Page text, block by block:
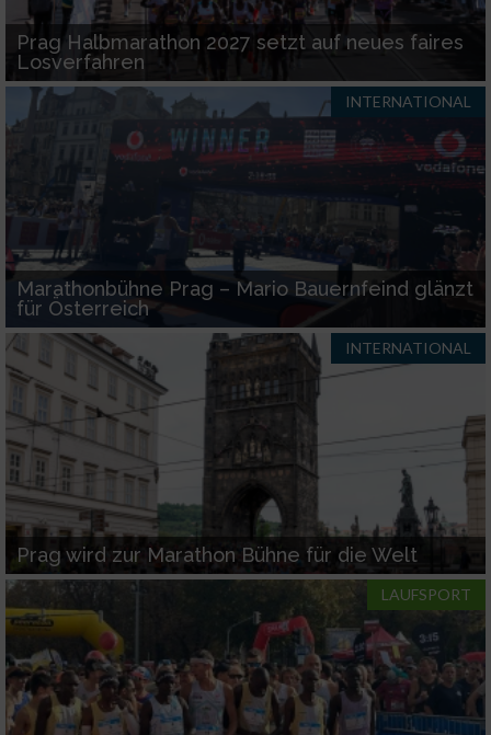
Prag Halbmarathon 2027 setzt auf neues faires
Losverfahren
INTERNATIONAL
Marathonbühne Prag – Mario Bauernfeind glänzt
für Österreich
INTERNATIONAL
Prag wird zur Marathon Bühne für die Welt
LAUFSPORT